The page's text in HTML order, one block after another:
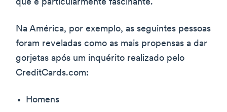
que é particularmente fascinante.
Na América, por exemplo, as seguintes pessoas
foram reveladas como as mais propensas a dar
gorjetas após um inquérito realizado pelo
CreditCards.com:
Homens